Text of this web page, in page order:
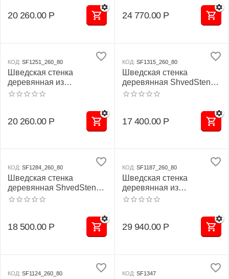
навесной)
20 260.00 Р
(стенка + турник + брусья
с подлокотниками)
24 770.00 Р
КОД: SF1251_260_80
Шведская стенка
деревянная из
ламельного бука - БУК
(стенка + турник-брусья-
пресс)
20 260.00 Р
КОД: SF1315_260_80
Шведская стенка
деревянная ShvedStenki
БУК СТАНДАРТ - Т
17 400.00 Р
КОД: SF1284_260_80
Шведская стенка
деревянная ShvedStenki
БУК СТАНДАРТ - ТБ
18 500.00 Р
КОД: SF1187_260_80
Шведская стенка
деревянная из
ламельного бука - БУК
(стенка + турник + брусья
с подлокотниками + доска
29 940.00 Р
КОД: SF1124_260_80 КОД: SF1347